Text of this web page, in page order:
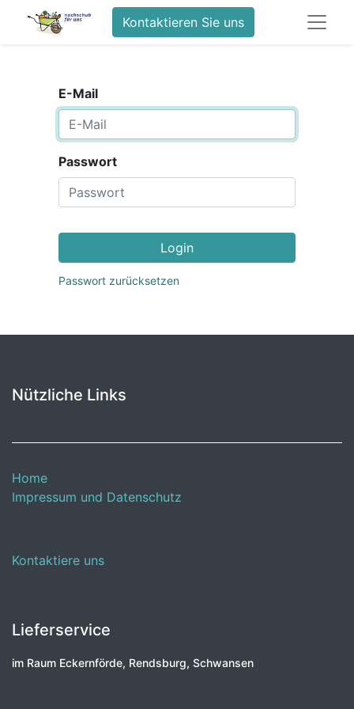
Kontaktieren Sie uns
E-Mail
Passwort
Login
Passwort zurücksetzen
Nützliche Links
Home
Impressum und Datenschutz
Kontaktiere uns
Lieferservice
im Raum Eckernförde, Rendsburg, Schwansen